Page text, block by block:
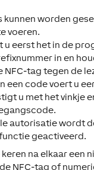
kunnen worden
voeren.
u eerst het in de
in en
NFC-tag tegen de
een code voert u
u met het vinkje
autorisatie wordt
geactiveerd.
na elkaar een
NFC-tag of